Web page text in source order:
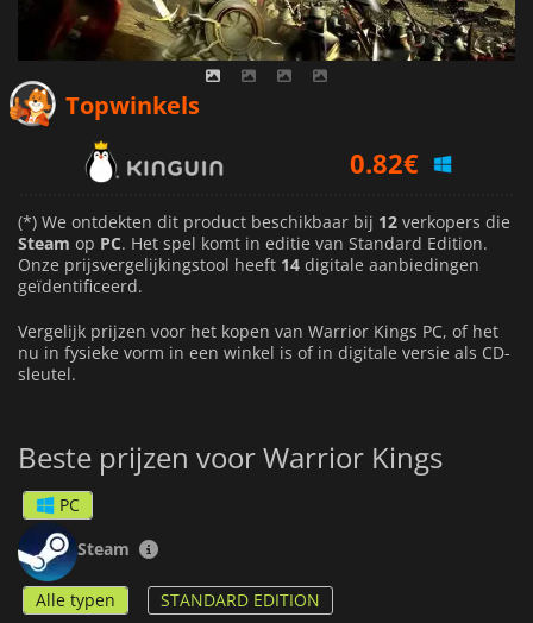
Topwinkels
1.08€
0.88€
(*) We ontdekten dit product beschikbaar bij 12 verkopers die
Steam op PC. Het spel komt in editie van Standard Edition.
Onze prijsvergelijkingstool heeft 14 digitale aanbiedingen
geïdentificeerd.
Vergelijk prijzen voor het kopen van Warrior Kings PC, of het
nu in fysieke vorm in een winkel is of in digitale versie als CD-
sleutel.
Beste prijzen voor Warrior Kings
PC
Steam
Alle typen STANDARD EDITION